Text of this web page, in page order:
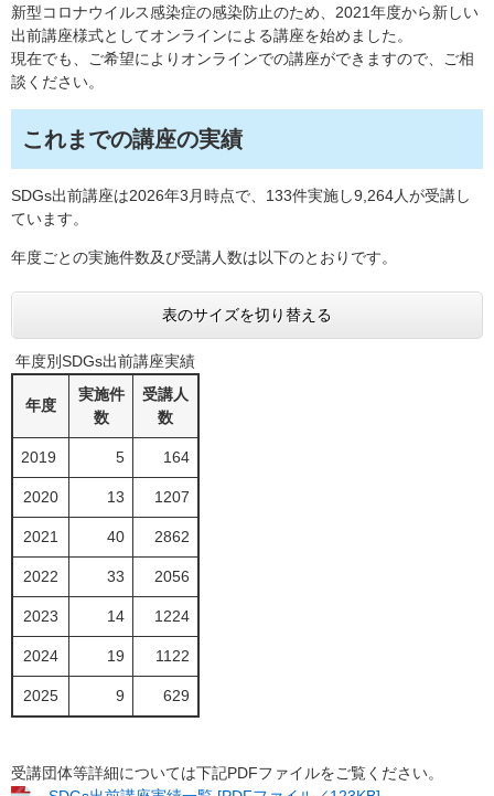
新型コロナウイルス感染症の感染防止のため、2021年度から新しい
出前講座様式としてオンラインによる講座を始めました。
現在でも、ご希望によりオンラインでの講座ができますので、ご相
談ください。
これまでの講座の実績
SDGs出前講座は2026年3月時点で、133件実施し9,264人が受講し
ています。
年度ごとの実施件数及び受講人数は以下のとおりです。
表のサイズを切り替える
年度別SDGs出前講座実績
年度
実施件
数
受講人
数
2019 5 164
2020 13 1207
2021 40 2862
2022 33 2056
2023 14 1224
2024 19 1122
2025 9 629
受講団体等詳細については下記PDFファイルをご覧ください。